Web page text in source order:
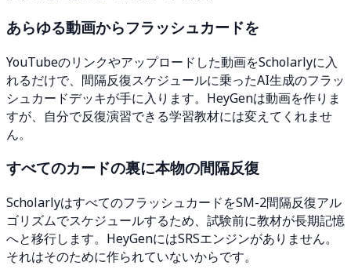
あらゆる動画からフラッシュカードを
YouTubeのリンクやアップロードした動画をScholarlyに入
れるだけで、間隔反復スケジュールに乗ったAI生成のフラッ
シュカードデッキが手に入ります。HeyGenは動画を作りま
すが、自分で反復演習できる学習教材には変えてくれませ
ん。
すべてのカードの裏に本物の間隔反復
ScholarlyはすべてのフラッシュカードをSM-2間隔反復アル
ゴリズムでスケジュールするため、試験前に教材が長期記憶
へと移行します。HeyGenにはSRSエンジンがありません。
それはそのために作られていないからです。